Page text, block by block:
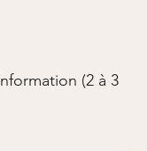
(2 à 3